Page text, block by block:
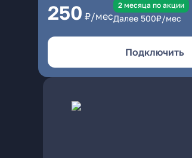
250 ₽/мес
2 месяцa по акции
Далее 500₽/мес
Подключить